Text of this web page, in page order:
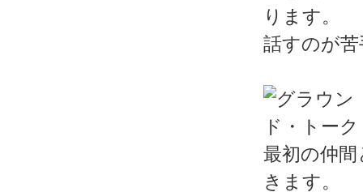
ります。
話すのが
最初の仲
きます。